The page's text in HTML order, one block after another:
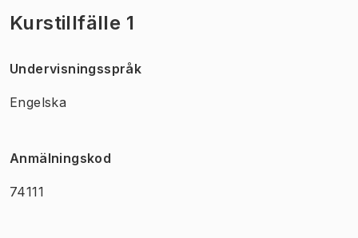
Kurstillfälle 1
Undervisningsspråk
Engelska
Anmälningskod
74111